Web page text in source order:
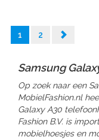
1 2
Samsung
Op zoek naar een
MobielFashion.nl
Galaxy A30
Fashion B.V. is
mobielhoesjes en